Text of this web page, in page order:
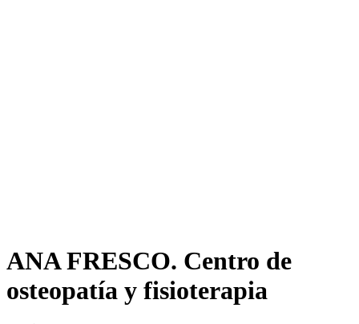
ANA FRESCO. Centro de
osteopatía y fisioterapia